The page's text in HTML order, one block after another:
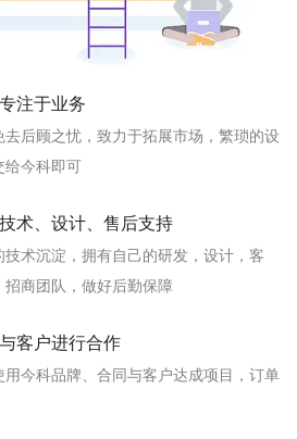
注于业务
去后顾之忧，致力于拓展市场，繁琐的设
给今科即可
术、设计、售后支持
技术沉淀，拥有自己的研发，设计，客
招商团队，做好后勤保障
客户进行合作
用今科品牌、合同与客户达成项目，订单